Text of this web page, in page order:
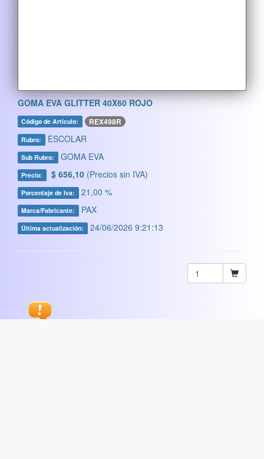
GOMA EVA GLITTER 40X60 ROJO
Código de Artículo: REX498R
Rubro: ESCOLAR
Sub Rubro: GOMA EVA
Precio: $ 656,10 (Precios sin IVA)
Porcentaje de Iva: 21,00 %
Marca/Fabricante: PAX
Última actualización: 24/06/2026 9:21:13